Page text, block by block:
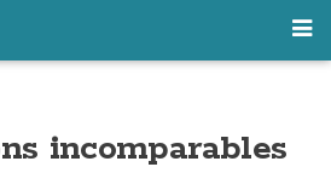
incomparables